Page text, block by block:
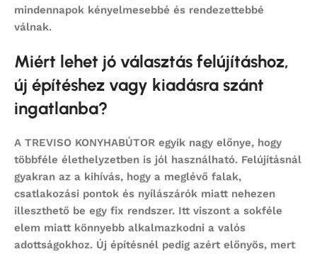
mindennapok kényelmesebbé és rendezettebbé
válnak.
Miért lehet jó választás felújításhoz,
új építéshez vagy kiadásra szánt
ingatlanba?
A TREVISO KONYHABÚTOR egyik nagy előnye, hogy
többféle élethelyzetben is jól használható. Felújításnál
gyakran az a kihívás, hogy a meglévő falak,
csatlakozási pontok és nyílászárók miatt nehezen
illeszthető be egy fix rendszer. Itt viszont a sokféle
elem miatt könnyebb alkalmazkodni a valós
adottságokhoz. Új építésnél pedig azért előnyös, mert